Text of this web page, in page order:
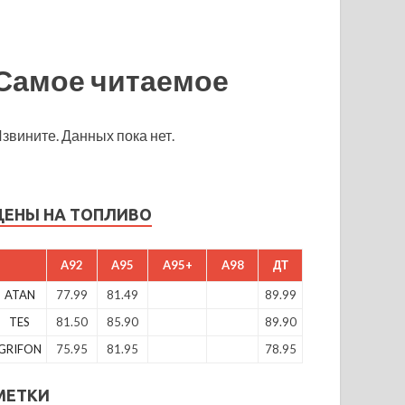
читаемое
Данных пока нет.
НА ТОПЛИВО
A92 A95 A95+ A98 ДТ
ATAN 77.99 81.49
89.99
TES
81.50 85.90
89.90
75.95 81.95 78.95